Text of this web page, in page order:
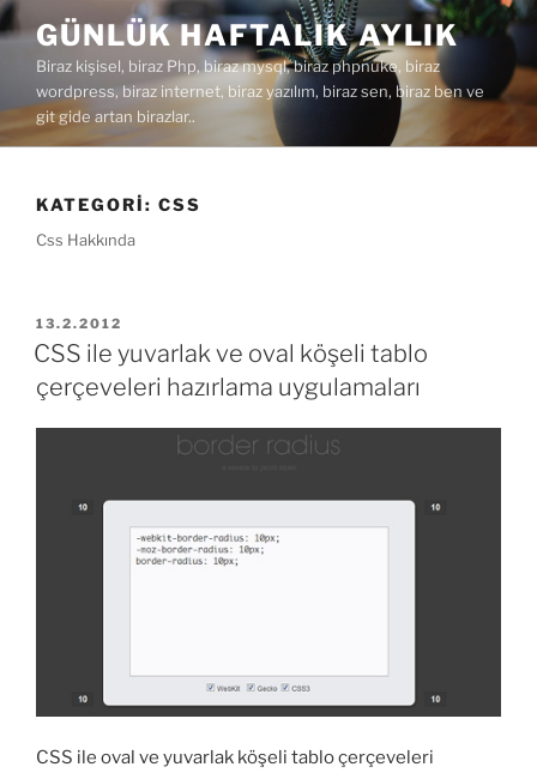
İçeriğe
geç
GÜNLÜK HAFTALIK AYLIK
Biraz kişisel, biraz Php, biraz mysql, biraz phpnuke, biraz
wordpress, biraz internet, biraz yazılım, biraz sen, biraz ben ve
git gide artan birazlar..
KATEGORI: CSS
Css Hakkında
YAYIM
TARIHI
13.2.2012
CSS ile yuvarlak ve oval köşeli tablo
çerçeveleri hazırlama uygulamaları
CSS ile oval ve yuvarlak köşeli tablo çerçeveleri